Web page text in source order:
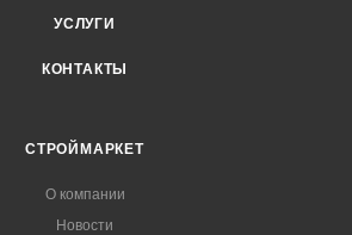
УСЛУГИ
КОНТАКТЫ
СТРОЙМАРКЕТ
О компании
Новости